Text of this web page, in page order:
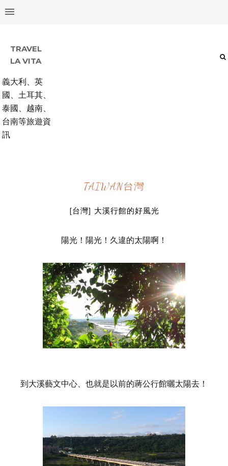
TRAVEL
LA VITA
義大利、英
國、土耳其、
泰國、越南、
台南等旅遊資
訊
TAIWAN台灣
[台灣] 大溪行館的好風光
陽光！陽光！久違的太陽啊！
到大溪藝文中心、也就是以前的蔣公行館曬太陽去！